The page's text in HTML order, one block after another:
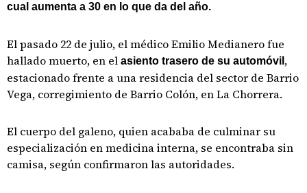
cual aumenta a 30 en lo que da del año.
El pasado 22 de julio, el médico Emilio Medianero fue
hallado muerto, en el asiento trasero de su automóvil ,
estacionado frente a una residencia del sector de Barrio
Vega, corregimiento de Barrio Colón, en La Chorrera.
El cuerpo del galeno, quien acababa de culminar su
especialización en medicina interna, se encontraba sin
camisa, según confirmaron las autoridades.